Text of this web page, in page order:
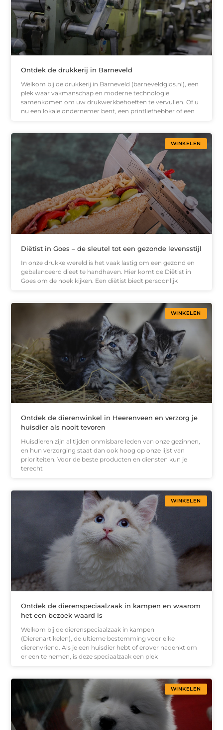
Ontdek de drukkerij in Barneveld
Welkom bij de drukkerij in Barneveld (barneveldgids.nl), een
plek waar vakmanschap en moderne technologie
samenkomen om uw drukwerkbehoeften te vervullen. Of u
nu een lokale ondernemer bent, een printliefhebber of een
WINKELEN
Diëtist in Goes – de sleutel tot een gezonde levensstijl
In onze drukke wereld is het vaak lastig om een gezond en
gebalanceerd dieet te handhaven. Hier komt de Diëtist in
Goes om de hoek kijken. Een diëtist biedt persoonlijk
WINKELEN
Ontdek de dierenwinkel in Heerenveen en verzorg je
huisdier als nooit tevoren
Huisdieren zijn al tijden onmisbare leden van onze gezinnen,
en hun verzorging staat dan ook hoog op onze lijst van
prioriteiten. Voor de beste producten en diensten kun je
terecht
WINKELEN
Ontdek de dierenspeciaalzaak in kampen en waarom
het een bezoek waard is
Welkom bij de dierenspeciaalzaak in kampen
(Dierenartikelen), de ultieme bestemming voor elke
dierenvriend. Als je een huisdier hebt of erover nadenkt om
er een te nemen, is deze speciaalzaak een plek
WINKELEN